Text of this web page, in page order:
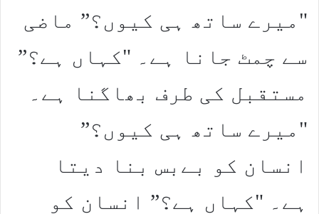
"میرے ساتھ ہی کیوں؟” ماضی
سے چمٹ جانا ہے۔ "کہاں ہے؟”
مستقبل کی طرف بھاگنا ہے۔
"میرے ساتھ ہی کیوں؟”
انسان کو بےبس بنا دیتا
ہے۔ "کہاں ہے؟” انسان کو